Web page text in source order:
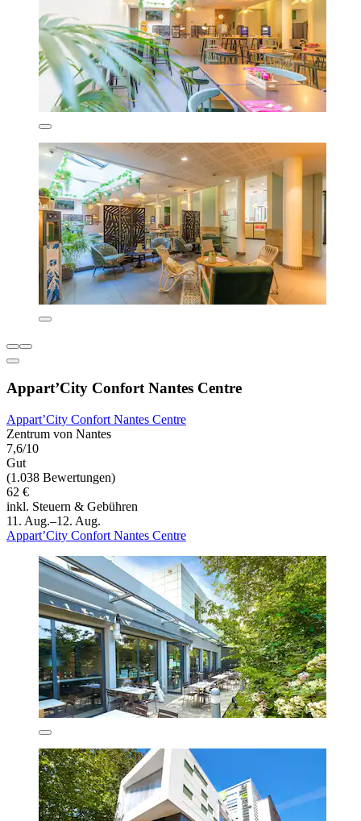
Appart’City Confort Nantes Centre
Appart’City Confort Nantes Centre
Zentrum von Nantes
7,6/10
Gut
(1.038 Bewertungen)
62 €
inkl. Steuern & Gebühren
11. Aug.–12. Aug.
Appart’City Confort Nantes Centre